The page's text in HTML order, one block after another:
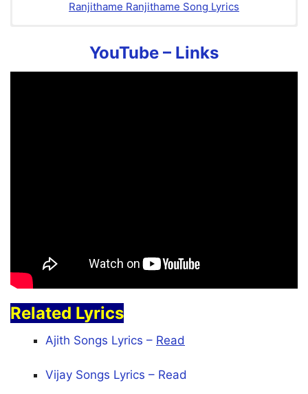
Ranjithame Ranjithame Song Lyrics
Thatti Vutta ThaaruMaaru
Thatti Vutta ThaaruMaaru
Atti Ulla Yaaru Paar
Thatti Vutta ThaaruMaaru
YouTube – Links
Related Lyrics
Ajith Songs Lyrics – Read
Vijay Songs Lyrics – Read